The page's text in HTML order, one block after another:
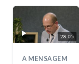
28:05
A MENSAGEM